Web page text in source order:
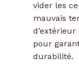
vider les
mauvais
d’extérieur
pour
durabilité.